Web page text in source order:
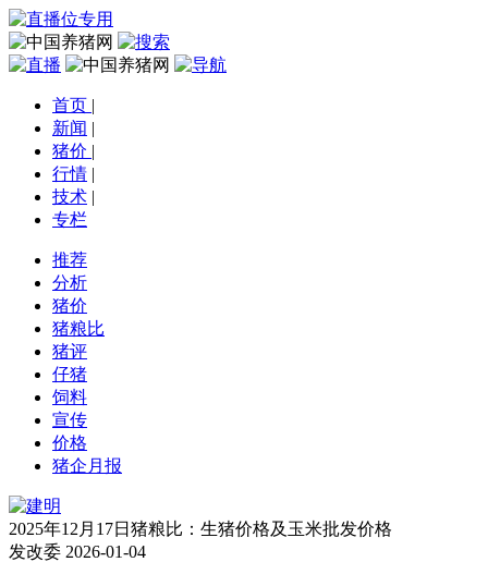
首页 |
新闻 |
猪价 |
行情 |
技术 |
专栏
推荐
分析
猪价
猪粮比
猪评
仔猪
饲料
宣传
价格
猪企月报
2025年12月17日猪粮比：生猪价格及玉米批发价格
发改委 2026-01-04